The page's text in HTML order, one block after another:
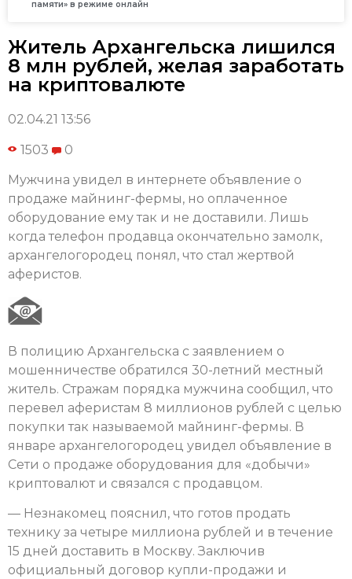
памяти» в режиме онлайн
Житель Архангельска лишился
8 млн рублей, желая заработать
на криптовалюте
02.04.21 13:56
1503 0
Мужчина увидел в интернете объявление о
продаже майнинг-фермы, но оплаченное
оборудование ему так и не доставили. Лишь
когда телефон продавца окончательно замолк,
архангелогородец понял, что стал жертвой
аферистов.
В полицию Архангельска с заявлением о
мошенничестве обратился 30-летний местный
житель. Стражам порядка мужчина сообщил, что
перевел аферистам 8 миллионов рублей с целью
покупки так называемой майнинг-фермы. В
январе архангелогородец увидел объявление в
Сети о продаже оборудования для «добычи»
криптовалют и связался с продавцом.
— Незнакомец пояснил, что готов продать
технику за четыре миллиона рублей и в течение
15 дней доставить в Москву. Заключив
официальный договор купли-продажи и